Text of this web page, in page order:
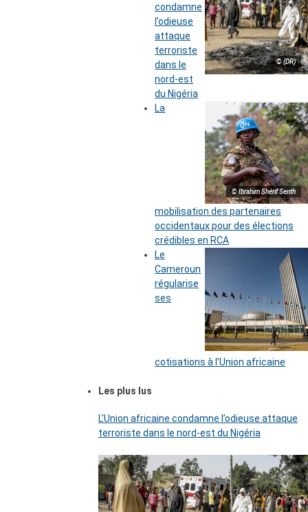
© (DR)
condamne
l’odieuse
attaque
terroriste
dans le
nord-est
du Nigéria
© Ibrahim Shérif Senth
La
mobilisation des partenaires
occidentaux pour des élections
crédibles en RCA
Le
Cameroun
régularise
ses
cotisations à l’Union africaine
Les plus lus
L’Union africaine condamne l’odieuse attaque
terroriste dans le nord-est du Nigéria